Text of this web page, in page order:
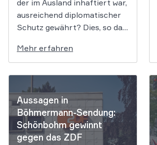
der im Ausland inhaftiert war,
aus­rei­chend di­plo­ma­ti­scher
Schutz gewährt? Dies, so das
Journalisten im Nachhinein
ge­richt­lich klä­ren las­sen kön­
nen. Sofern ihnen ein ent­
spre­chen­des Fest­stel­lungs­in­
ter­es­se ab­ge­spro­chen werde,
ver­letze dies das Grund­recht
auf ef­fek­ti­ven Rechts­schutz.
Das
Mehr erfahren
Aussagen in
Böhmermann-Sendung:
Schön­bohm gewinnt
gegen das ZDF